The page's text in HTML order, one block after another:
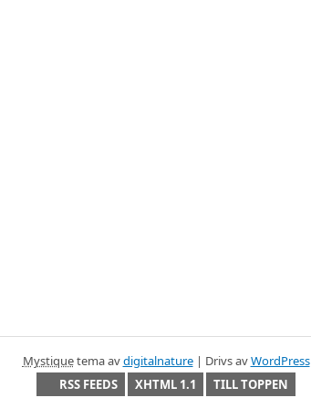
Mystiquetema avdigitalnature| Drivs avWordPress
RSS FEEDS
XHTML 1.1 TILL TOPPEN